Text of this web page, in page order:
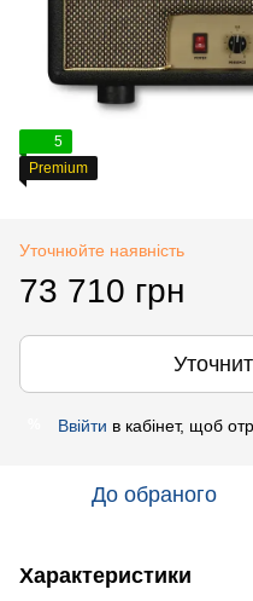
5
Premium
Уточнюйте наявність
73 710 грн
Ввійти в кабінет, щоб
До обраного
Характеристики